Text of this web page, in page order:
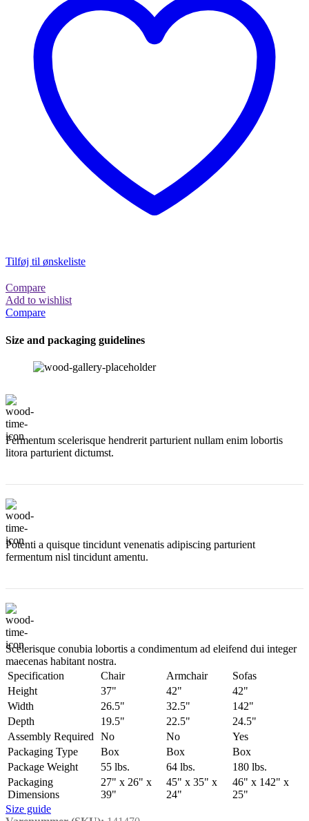
Tilføj til ønskeliste
Compare
Add to wishlist
Compare
Size and packaging guidelines
Fermentum scelerisque hendrerit parturient nullam enim lobortis
litora parturient dictumst.
Potenti a quisque tincidunt venenatis adipiscing parturient
fermentum nisl tincidunt amentu.
Scelerisque conubia lobortis a condimentum ad eleifend dui integer
maecenas habitant nostra.
Specification
Chair Armchair
Sofas
Height
37" 42"
42"
Width
26.5" 32.5"
142"
Depth
19.5" 22.5"
24.5"
Assembly Required
No No
Yes
Packaging Type
Box Box
Box
Package Weight
55 lbs. 64 lbs.
180 lbs.
Packaging
Dimensions
27" x 26" x
39"
45" x 35" x
24"
46" x 142" x
25"
Size guide